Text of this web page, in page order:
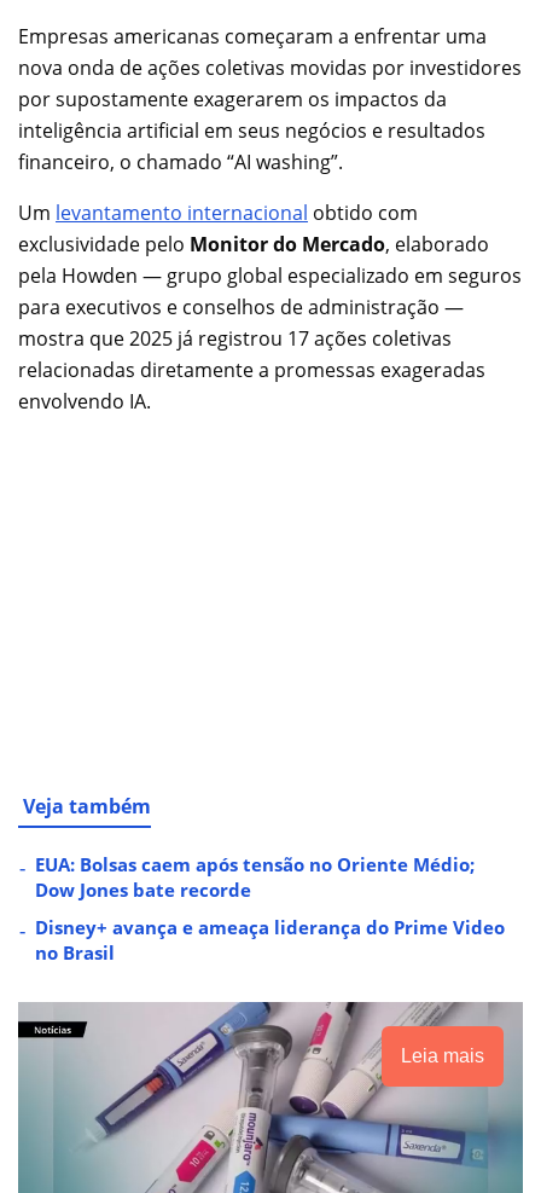
Empresas americanas começaram a enfrentar uma
nova onda de ações coletivas movidas por investidores
por supostamente exagerarem os impactos da
inteligência artificial em seus negócios e resultados
financeiro, o chamado “AI washing”.
Um levantamento internacional obtido com
exclusividade pelo Monitor do Mercado, elaborado
pela Howden — grupo global especializado em seguros
para executivos e conselhos de administração —
mostra que 2025 já registrou 17 ações coletivas
relacionadas diretamente a promessas exageradas
envolvendo IA.
Veja também
EUA: Bolsas caem após tensão no Oriente Médio;
Dow Jones bate recorde
Disney+ avança e ameaça liderança do Prime Video
no Brasil
Leia mais